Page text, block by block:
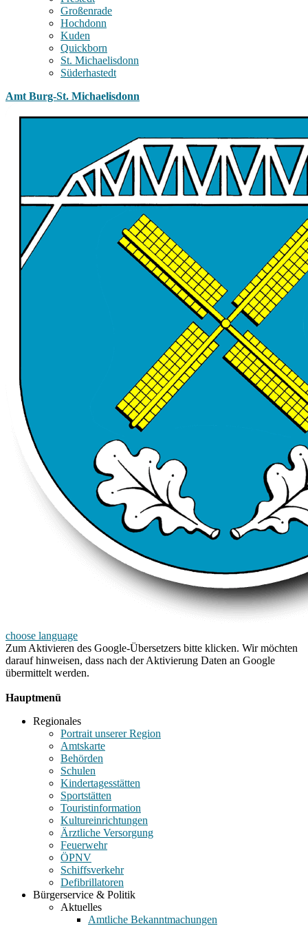
Großenrade
Hochdonn
Kuden
Quickborn
St. Michaelisdonn
Süderhastedt
Amt Burg-St. Michaelisdonn
choose language
Zum Aktivieren des Google-Übersetzers bitte klicken. Wir möchten
darauf hinweisen, dass nach der Aktivierung Daten an Google
übermittelt werden.
Hauptmenü
Regionales
Portrait unserer Region
Amtskarte
Behörden
Schulen
Kindertagesstätten
Sportstätten
Touristinformation
Kultureinrichtungen
Ärztliche Versorgung
Feuerwehr
ÖPNV
Schiffsverkehr
Defibrillatoren
Bürgerservice & Politik
Aktuelles
Amtliche Bekanntmachungen